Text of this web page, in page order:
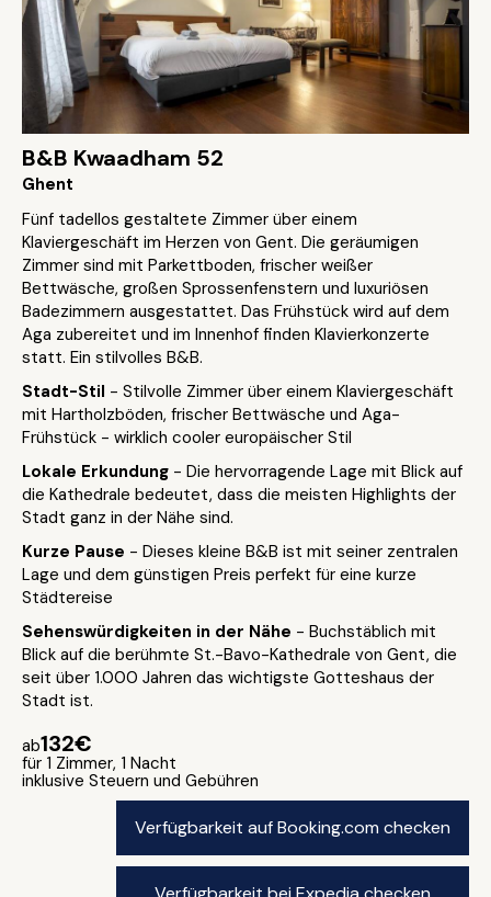
B&B Kwaadham 52
Ghent
Fünf tadellos gestaltete Zimmer über einem
Klaviergeschäft im Herzen von Gent. Die geräumigen
Zimmer sind mit Parkettboden, frischer weißer
Bettwäsche, großen Sprossenfenstern und luxuriösen
Badezimmern ausgestattet. Das Frühstück wird auf dem
Aga zubereitet und im Innenhof finden Klavierkonzerte
statt. Ein stilvolles B&B.
Stadt-Stil - Stilvolle Zimmer über einem Klaviergeschäft
mit Hartholzböden, frischer Bettwäsche und Aga-
Frühstück - wirklich cooler europäischer Stil
Lokale Erkundung - Die hervorragende Lage mit Blick auf
die Kathedrale bedeutet, dass die meisten Highlights der
Stadt ganz in der Nähe sind.
Kurze Pause - Dieses kleine B&B ist mit seiner zentralen
Lage und dem günstigen Preis perfekt für eine kurze
Städtereise
Sehenswürdigkeiten in der Nähe - Buchstäblich mit
Blick auf die berühmte St.-Bavo-Kathedrale von Gent, die
seit über 1.000 Jahren das wichtigste Gotteshaus der
Stadt ist.
ab132€
für 1 Zimmer, 1 Nacht
inklusive Steuern und Gebühren
Verfügbarkeit auf Booking.com checken